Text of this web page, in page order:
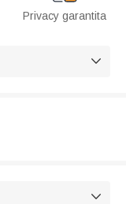
Privacy garantita

